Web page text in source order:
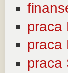
praca
praca
praca